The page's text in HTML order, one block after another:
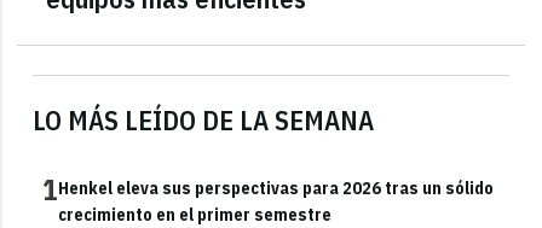
LO MÁS LEÍDO DE LA SEMANA
1Henkel eleva sus perspectivas para 2026 tras un sólido
crecimiento en el primer semestre